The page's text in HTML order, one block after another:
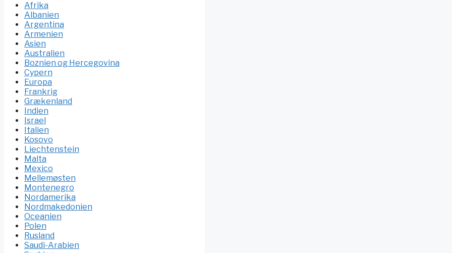
Afrika
Albanien
Argentina
Armenien
Asien
Australien
Boznien og Hercegovina
Cypern
Europa
Frankrig
Grækenland
Indien
Israel
Italien
Kosovo
Liechtenstein
Malta
Mexico
Mellemøsten
Montenegro
Nordamerika
Nordmakedonien
Oceanien
Polen
Rusland
Saudi-Arabien